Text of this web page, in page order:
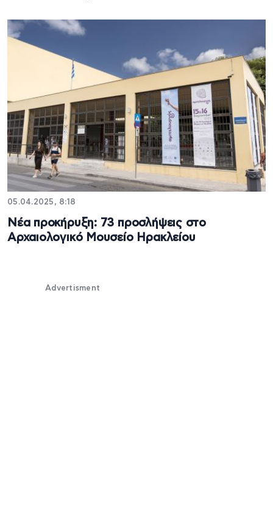
05.04.2025, 8:18
Νέα προκήρυξη: 73 προσλήψεις στο
Αρχαιολογικό Μουσείο Ηρακλείου
Advertisment